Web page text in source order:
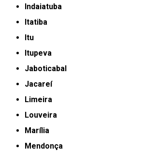
Indaiatuba
Itatiba
Itu
Itupeva
Jaboticabal
Jacareí
Limeira
Louveira
Marília
Mendonça